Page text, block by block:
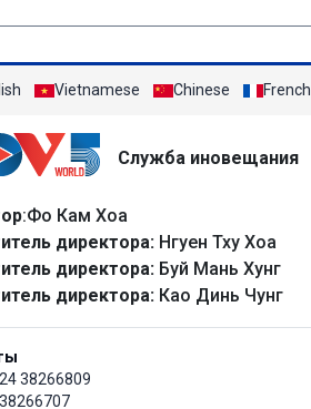
Vietnamese Chinese French
Служба иновещания
:Фо Кам Хоа
директора: Нгуен Тху Хоа
директора: Буй Мань Хунг
директора: Као Динь Чунг
38266809